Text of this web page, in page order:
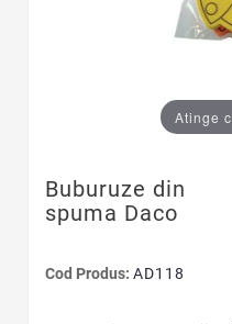
Atinge
Buburuze din
spuma Daco
Cod Produs: AD118